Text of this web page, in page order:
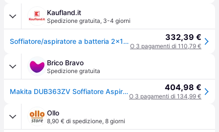
Kaufland.it
Spedizione gratuita, 3-4 giorni
Soffiatore/aspiratore a batteria 2x18V | senza batteria senza caricabatterie 332,39 €
O 3 pagamenti di 110,79 €
Brico Bravo
Spedizione gratuita
Makita DUB363ZV Soffiatore Aspiratore a Batteria 36V (2x18V) Motore Brushless Sacco 50 L Tecnologia XPT colore Blu Nero 404,98 €
O 3 pagamenti di 134,99 €
Ollo
8,90 € di spedizione, 8 giorni